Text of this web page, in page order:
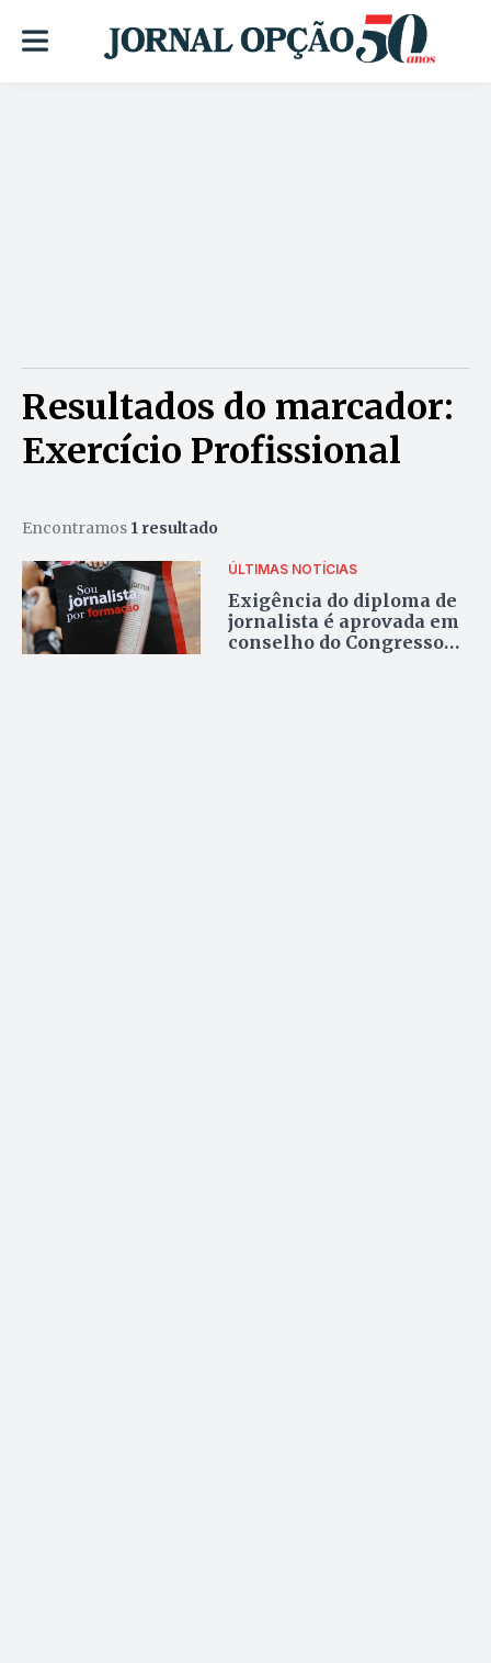
Resultados do marcador:
Exercício Profissional
Encontramos 1 resultado
ÚLTIMAS NOTÍCIAS
Exigência do diploma de
jornalista é aprovada em
conselho do Congresso